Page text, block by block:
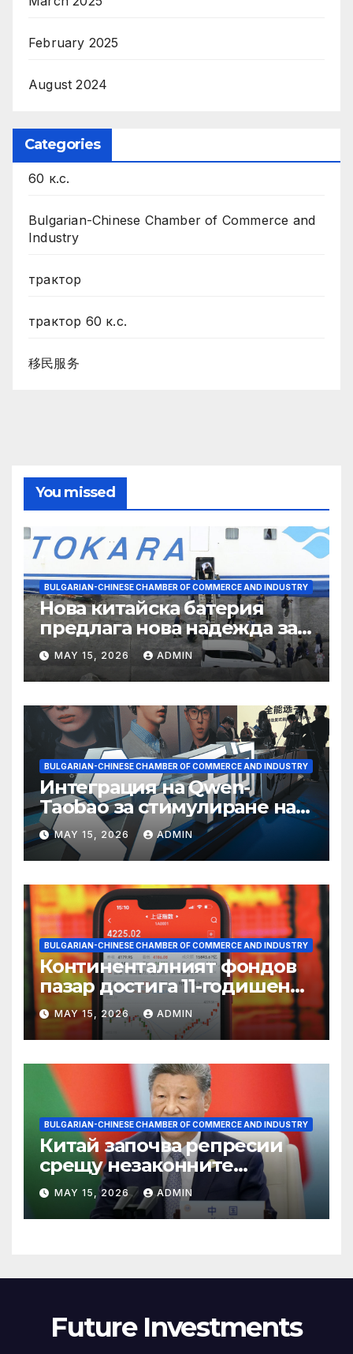
February 2025
August 2024
Categories
60 к.с.
Bulgarian-Chinese Chamber of Commerce and
Industry
трактор
трактор 60 к.с.
移民服务
You missed
BULGARIAN-CHINESE CHAMBER OF COMMERCE AND INDUSTRY
Нова китайска батерия
предлага нова надежда за
съхранение на водород
MAY 15, 2026 ADMIN
BULGARIAN-CHINESE CHAMBER OF COMMERCE AND INDUSTRY
Интеграция на Qwen-
Taobao за стимулиране на
пазаруването 618
MAY 15, 2026 ADMIN
BULGARIAN-CHINESE CHAMBER OF COMMERCE AND INDUSTRY
Континенталният фондов
пазар достига 11-годишен
връх
MAY 15, 2026 ADMIN
BULGARIAN-CHINESE CHAMBER OF COMMERCE AND INDUSTRY
Китай започва репресии
срещу незаконните
практики в сектора на TCM
MAY 15, 2026 ADMIN
Future Investments